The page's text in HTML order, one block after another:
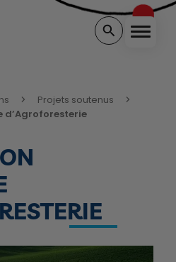
Menu
Projets soutenus
d’Agroforesterie